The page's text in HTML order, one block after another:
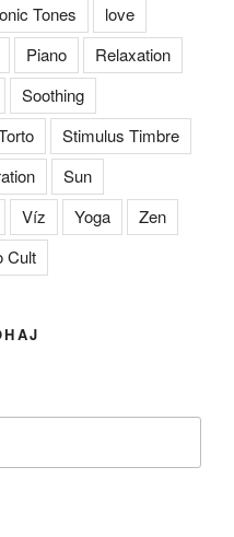
Tones
love
Piano
Relaxation
Soothing
Stimulus Timbre
Sun
Víz Yoga
Zen
Cult